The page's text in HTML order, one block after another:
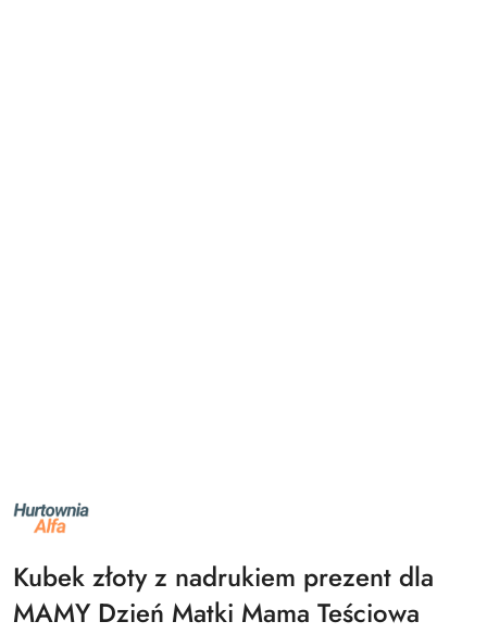
NAZWA
PRODUCENTA:
ALFA
Kubek złoty z nadrukiem prezent dla
MAMY Dzień Matki Mama Teściowa